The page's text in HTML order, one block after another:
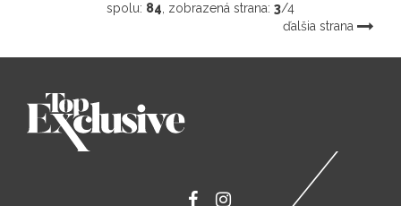
spolu: 84 , zobrazená strana: 3/4
ďalšia strana